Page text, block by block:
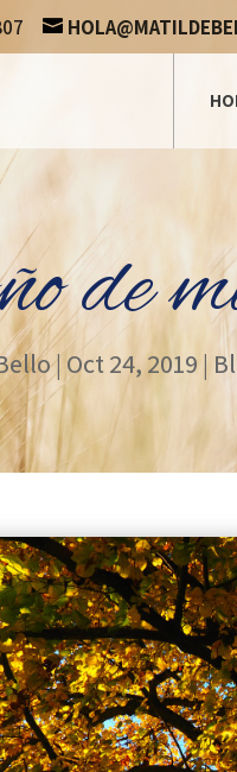
de
| Oct 24, 2019 |